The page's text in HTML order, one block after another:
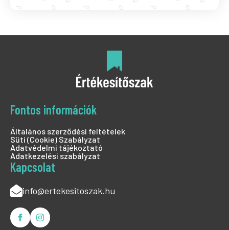
Fontos információk
Általános szerződési feltételek
Süti (Cookie) Szabályzat
Adatvédelmi tájékoztató
Adatkezelési szabályzat
Kapcsolat
info@ertekesitoszak.hu